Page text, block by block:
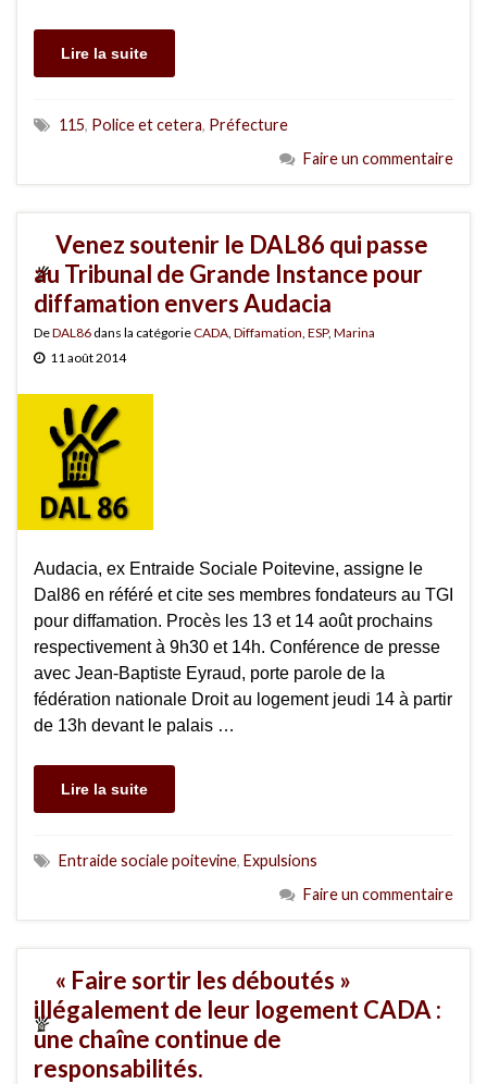
Lire la suite
115, Police et cetera, Préfecture
Faire un commentaire
Venez soutenir le DAL86 qui passe
au Tribunal de Grande Instance pour
diffamation envers Audacia
DeDAL86 dans la catégorieCADA Diffamation ESP, Marina
11 août 2014
Audacia, ex Entraide Sociale Poitevine, assigne le
Dal86 en référé et cite ses membres fondateurs au TGI
pour diffamation. Procès les 13 et 14 août prochains
respectivement à 9h30 et 14h. Conférence de presse
avec Jean-Baptiste Eyraud, porte parole de la
fédération nationale Droit au logement jeudi 14 à partir
de 13h devant le palais …
Lire la suite
Entraide sociale poitevine, Expulsions
Faire un commentaire
« Faire sortir les déboutés »
illégalement de leur logement CADA :
une chaîne continue de
responsabilités.